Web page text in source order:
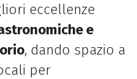
eccellenze
e
, dando spazio a
per